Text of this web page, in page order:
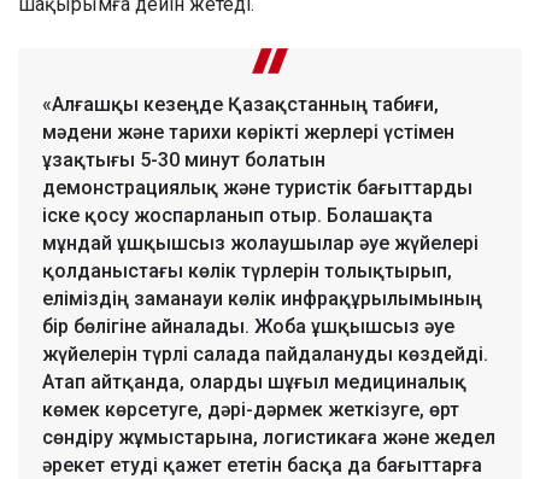
«Алғашқы кезеңде Қазақстанның табиғи,
мәдени және тарихи көрікті жерлері үстімен
ұзақтығы 5-30 минут болатын
демонстрациялық және туристік бағыттарды
іске қосу жоспарланып отыр. Болашақта
мұндай ұшқышсыз жолаушылар әуе жүйелері
қолданыстағы көлік түрлерін толықтырып,
еліміздің заманауи көлік инфрақұрылымының
бір бөлігіне айналады. Жоба ұшқышсыз әуе
жүйелерін түрлі салада пайдалануды көздейді.
Атап айтқанда, оларды шұғыл медициналық
көмек көрсетуге, дәрі-дәрмек жеткізуге, өрт
сөндіру жұмыстарына, логистикаға және жедел
әрекет етуді қажет ететін басқа да бағыттарға